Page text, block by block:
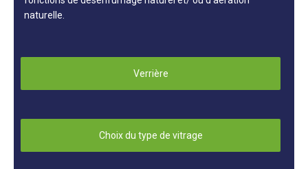
naturelle.
Verrière
Choix du type de vitrage